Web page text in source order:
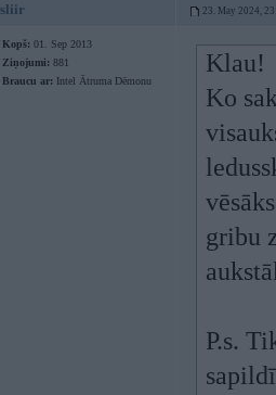
sliir 23. May 2024,
Kopš: 01. Sep 2013
Ziņojumi: 881
Braucu ar: Intel Ātruma Dēmonu
Klau!
Ko
gribu
P.s.